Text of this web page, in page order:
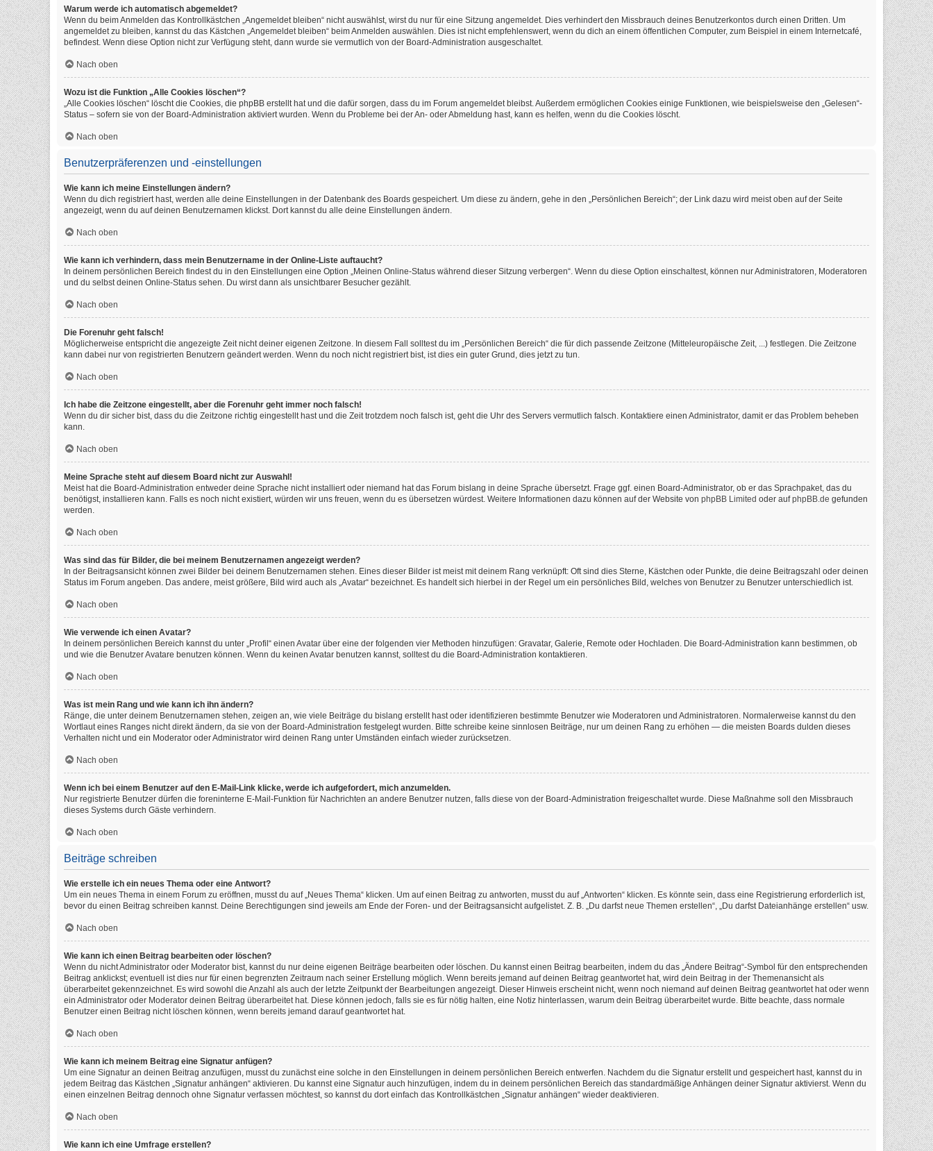
Warum werde ich automatisch abgemeldet?
Wenn du beim Anmelden das Kontrollkästchen „Angemeldet bleiben“ nicht auswählst, wirst du nur für eine Sitzung angemeldet. Dies verhindert den Missbrauch deines Benutzerkontos durch einen Dritten. Um
angemeldet zu bleiben, kannst du das Kästchen „Angemeldet bleiben“ beim Anmelden auswählen. Dies ist nicht empfehlenswert, wenn du dich an einem öffentlichen Computer, zum Beispiel in einem Internetcafé,
befindest. Wenn diese Option nicht zur Verfügung steht, dann wurde sie vermutlich von der Board-Administration ausgeschaltet.
Nach oben
Wozu ist die Funktion „Alle Cookies löschen“?
„Alle Cookies löschen“ löscht die Cookies, die phpBB erstellt hat und die dafür sorgen, dass du im Forum angemeldet bleibst. Außerdem ermöglichen Cookies einige Funktionen, wie beispielsweise den „Gelesen“-
Status – sofern sie von der Board-Administration aktiviert wurden. Wenn du Probleme bei der An- oder Abmeldung hast, kann es helfen, wenn du die Cookies löscht.
Nach oben
Benutzerpräferenzen und -einstellungen
Wie kann ich meine Einstellungen ändern?
Wenn du dich registriert hast, werden alle deine Einstellungen in der Datenbank des Boards gespeichert. Um diese zu ändern, gehe in den „Persönlichen Bereich“; der Link dazu wird meist oben auf der Seite
angezeigt, wenn du auf deinen Benutzernamen klickst. Dort kannst du alle deine Einstellungen ändern.
Nach oben
Wie kann ich verhindern, dass mein Benutzername in der Online-Liste auftaucht?
In deinem persönlichen Bereich findest du in den Einstellungen eine Option „Meinen Online-Status während dieser Sitzung verbergen“. Wenn du diese Option einschaltest, können nur Administratoren, Moderatoren
und du selbst deinen Online-Status sehen. Du wirst dann als unsichtbarer Besucher gezählt.
Nach oben
Die Forenuhr geht falsch!
Möglicherweise entspricht die angezeigte Zeit nicht deiner eigenen Zeitzone. In diesem Fall solltest du im „Persönlichen Bereich“ die für dich passende Zeitzone (Mitteleuropäische Zeit, ...) festlegen. Die Zeitzone
kann dabei nur von registrierten Benutzern geändert werden. Wenn du noch nicht registriert bist, ist dies ein guter Grund, dies jetzt zu tun.
Nach oben
Ich habe die Zeitzone eingestellt, aber die Forenuhr geht immer noch falsch!
Wenn du dir sicher bist, dass du die Zeitzone richtig eingestellt hast und die Zeit trotzdem noch falsch ist, geht die Uhr des Servers vermutlich falsch. Kontaktiere einen Administrator, damit er das Problem beheben
kann.
Nach oben
Meine Sprache steht auf diesem Board nicht zur Auswahl!
Meist hat die Board-Administration entweder deine Sprache nicht installiert oder niemand hat das Forum bislang in deine Sprache übersetzt. Frage ggf. einen Board-Administrator, ob er das Sprachpaket, das du
benötigst, installieren kann. Falls es noch nicht existiert, würden wir uns freuen, wenn du es übersetzen würdest. Weitere Informationen dazu können auf der Website von phpBB Limited oder aufphpBB.de gefunden
werden.
Nach oben
Was sind das für Bilder, die bei meinem Benutzernamen angezeigt werden?
In der Beitragsansicht können zwei Bilder bei deinem Benutzernamen stehen. Eines dieser Bilder ist meist mit deinem Rang verknüpft: Oft sind dies Sterne, Kästchen oder Punkte, die deine Beitragszahl oder deinen
Status im Forum angeben. Das andere, meist größere, Bild wird auch als „Avatar“ bezeichnet. Es handelt sich hierbei in der Regel um ein persönliches Bild, welches von Benutzer zu Benutzer unterschiedlich ist.
Nach oben
Wie verwende ich einen Avatar?
In deinem persönlichen Bereich kannst du unter „Profil“ einen Avatar über eine der folgenden vier Methoden hinzufügen: Gravatar, Galerie, Remote oder Hochladen. Die Board-Administration kann bestimmen, ob
und wie die Benutzer Avatare benutzen können. Wenn du keinen Avatar benutzen kannst, solltest du die Board-Administration kontaktieren.
Nach oben
Was ist mein Rang und wie kann ich ihn ändern?
Ränge, die unter deinem Benutzernamen stehen, zeigen an, wie viele Beiträge du bislang erstellt hast oder identifizieren bestimmte Benutzer wie Moderatoren und Administratoren. Normalerweise kannst du den
Wortlaut eines Ranges nicht direkt ändern, da sie von der Board-Administration festgelegt wurden. Bitte schreibe keine sinnlosen Beiträge, nur um deinen Rang zu erhöhen — die meisten Boards dulden dieses
Verhalten nicht und ein Moderator oder Administrator wird deinen Rang unter Umständen einfach wieder zurücksetzen.
Nach oben
Wenn ich bei einem Benutzer auf den E-Mail-Link klicke, werde ich aufgefordert, mich anzumelden.
Nur registrierte Benutzer dürfen die foreninterne E-Mail-Funktion für Nachrichten an andere Benutzer nutzen, falls diese von der Board-Administration freigeschaltet wurde. Diese Maßnahme soll den Missbrauch
dieses Systems durch Gäste verhindern.
Nach oben
Beiträge schreiben
Wie erstelle ich ein neues Thema oder eine Antwort?
Um ein neues Thema in einem Forum zu eröffnen, musst du auf „Neues Thema“ klicken. Um auf einen Beitrag zu antworten, musst du auf „Antworten“ klicken. Es könnte sein, dass eine Registrierung erforderlich ist,
bevor du einen Beitrag schreiben kannst. Deine Berechtigungen sind jeweils am Ende der Foren- und der Beitragsansicht aufgelistet. Z. B. „Du darfst neue Themen erstellen“, „Du darfst Dateianhänge erstellen“ usw.
Nach oben
Wie kann ich einen Beitrag bearbeiten oder löschen?
Wenn du nicht Administrator oder Moderator bist, kannst du nur deine eigenen Beiträge bearbeiten oder löschen. Du kannst einen Beitrag bearbeiten, indem du das „Ändere Beitrag“-Symbol für den entsprechenden
Beitrag anklickst; eventuell ist dies nur für einen begrenzten Zeitraum nach seiner Erstellung möglich. Wenn bereits jemand auf deinen Beitrag geantwortet hat, wird dein Beitrag in der Themenansicht als
überarbeitet gekennzeichnet. Es wird sowohl die Anzahl als auch der letzte Zeitpunkt der Bearbeitungen angezeigt. Dieser Hinweis erscheint nicht, wenn noch niemand auf deinen Beitrag geantwortet hat oder wenn
ein Administrator oder Moderator deinen Beitrag überarbeitet hat. Diese können jedoch, falls sie es für nötig halten, eine Notiz hinterlassen, warum dein Beitrag überarbeitet wurde. Bitte beachte, dass normale
Benutzer einen Beitrag nicht löschen können, wenn bereits jemand darauf geantwortet hat.
Nach oben
Wie kann ich meinem Beitrag eine Signatur anfügen?
Um eine Signatur an deinen Beitrag anzufügen, musst du zunächst eine solche in den Einstellungen in deinem persönlichen Bereich entwerfen. Nachdem du die Signatur erstellt und gespeichert hast, kannst du in
jedem Beitrag das Kästchen „Signatur anhängen“ aktivieren. Du kannst eine Signatur auch hinzufügen, indem du in deinem persönlichen Bereich das standardmäßige Anhängen deiner Signatur aktivierst. Wenn du
einen einzelnen Beitrag dennoch ohne Signatur verfassen möchtest, so kannst du dort einfach das Kontrollkästchen „Signatur anhängen“ wieder deaktivieren.
Nach oben
Wie kann ich eine Umfrage erstellen?